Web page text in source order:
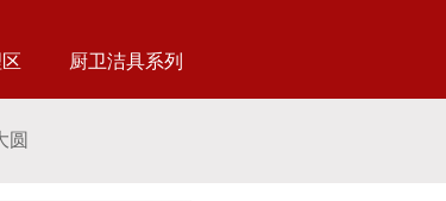
厨卫洁具系列
圆